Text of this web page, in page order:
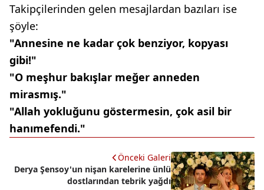
Takipçilerinden gelen mesajlardan bazıları ise
şöyle:
"Annesine ne kadar çok benziyor, kopyası
gibi!"
"O meşhur bakışlar meğer anneden
mirasmış."
"Allah yokluğunu göstermesin, çok asil bir
hanımefendi."
Önceki Galeri
Derya Şensoy'un nişan karelerine ünlü
dostlarından tebrik yağdı